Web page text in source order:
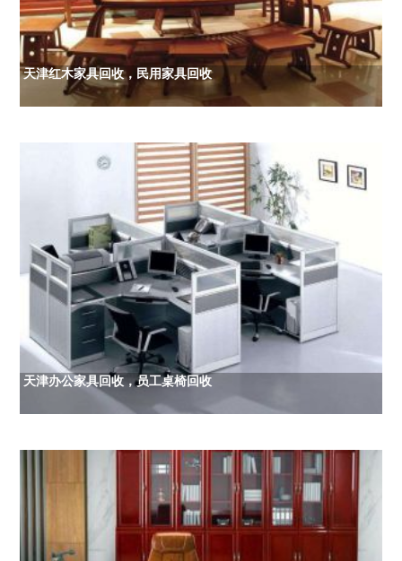
天津红木家具回收，民用家具回收
天津办公家具回收，员工桌椅回收